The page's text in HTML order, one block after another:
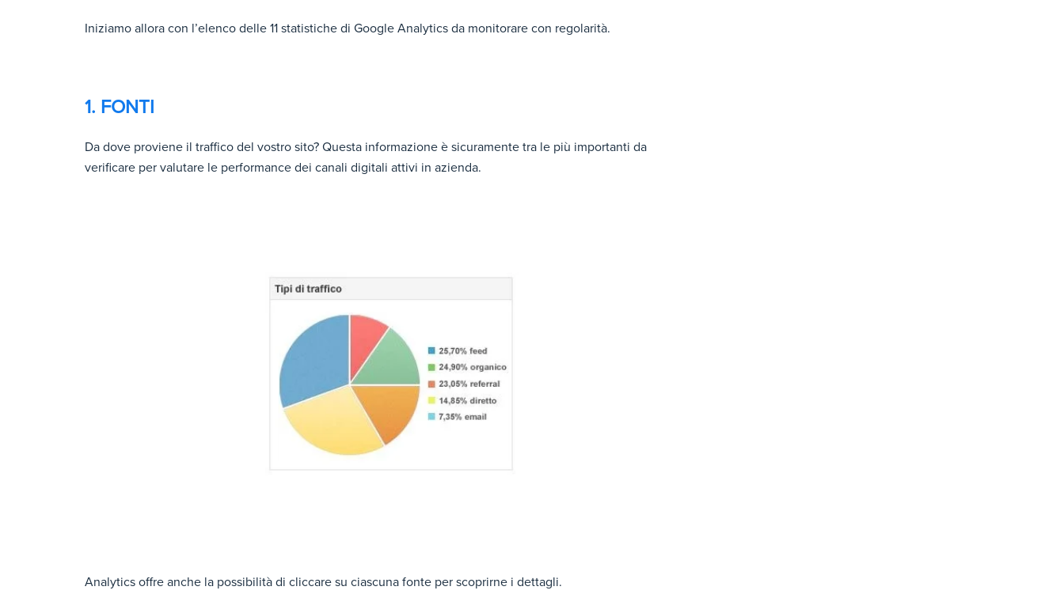
Iniziamo allora con l’elenco delle 11 statistiche di Google Analytics da monitorare con regolarità.
1. FONTI
Da dove proviene il traffico del vostro sito? Questa informazione è sicuramente tra le più importanti da
verificare per valutare le performance dei canali digitali attivi in azienda.
Analytics offre anche la possibilità di cliccare su ciascuna fonte per scoprirne i dettagli.